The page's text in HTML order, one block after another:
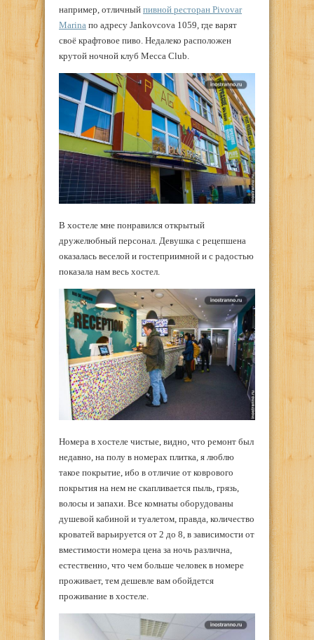
например, отличный пивной ресторан Pivovar
Marina по адресу Jankovcova 1059, где варят
своё крафтовое пиво. Недалеко расположен
крутой ночной клуб Mecca Club.
В хостеле мне понравился открытый
дружелюбный персонал. Девушка с рецепшена
оказалась веселой и гостеприимной и с радостью
показала нам весь хостел.
Номера в хостеле чистые, видно, что ремонт был
недавно, на полу в номерах плитка, я люблю
такое покрытие, ибо в отличие от коврового
покрытия на нем не скапливается пыль, грязь,
волосы и запахи. Все комнаты оборудованы
душевой кабиной и туалетом, правда, количество
кроватей варьируется от 2 до 8, в зависимости от
вместимости номера цена за ночь различна,
естественно, что чем больше человек в номере
проживает, тем дешевле вам обойдется
проживание в хостеле.